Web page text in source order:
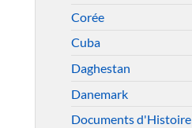
Corée
Cuba
Daghestan
Danemark
Documents d'Histoire